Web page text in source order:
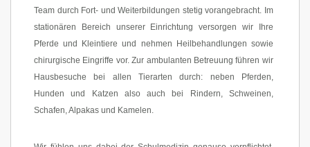
Team durch Fort- und Weiterbildungen stetig vorangebracht. Im
stationären Bereich unserer Einrichtung versorgen wir Ihre
Pferde und Kleintiere und nehmen Heilbehandlungen sowie
chirurgische Eingriffe vor. Zur ambulanten Betreuung führen wir
Hausbesuche bei allen Tierarten durch: neben Pferden,
Hunden und Katzen also auch bei Rindern, Schweinen,
Schafen, Alpakas und Kamelen.